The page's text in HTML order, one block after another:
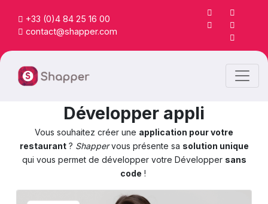
+33 (0)4 84 25 16 00
contact@shapper.com
Développer appli
Vous souhaitez créer une application pour votre
restaurant? Shappervous présente sa solution unique
qui vous permet de développer votre Développer sans
code !